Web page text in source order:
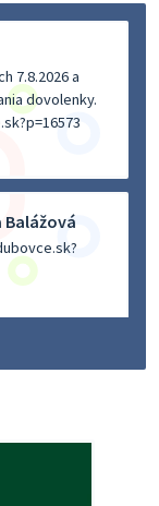
7.8.2026 a
dovolenky.
Balážová
Akútne